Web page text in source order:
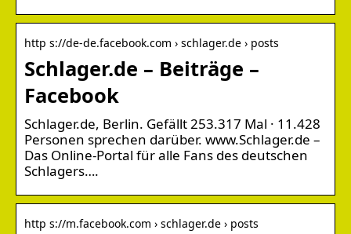
http s://de-de.facebook.com › schlager.de › posts
Schlager.de – Beiträge –
Facebook
Schlager.de, Berlin. Gefällt 253.317 Mal · 11.428
Personen sprechen darüber. www.Schlager.de –
Das Online-Portal für alle Fans des deutschen
Schlagers….
http s://m.facebook.com › schlager.de › posts